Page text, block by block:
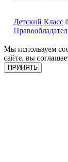
Детский Класс
Мы используем
сайте, вы
ПРИНЯТЬ